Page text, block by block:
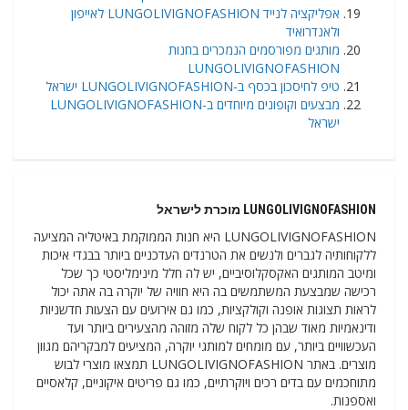
אפליקציה לנייד LUNGOLIVIGNOFASHION לאייפון
ולאנדרואיד
מותגים מפורסמים הנמכרים בחנות
LUNGOLIVIGNOFASHION
טיפ לחיסכון בכסף ב-LUNGOLIVIGNOFASHION ישראל
מבצעים וקופונים מיוחדים ב-LUNGOLIVIGNOFASHION
ישראל
LUNGOLIVIGNOFASHION מוכרת לישראל
LUNGOLIVIGNOFASHION היא חנות הממוקמת באיטליה המציעה
ללקוחותיה לגברים ולנשים את הטרנדים העדכניים ביותר בבגדי איכות
ומיטב המותגים האקסקלוסיביים, יש לה חלל מינימליסטי כך שכל
רכישה שמבצעת המשתמשים בה היא חוויה של יוקרה בה אתה יכול
לראות תצוגות אופנה וקולקציות, כמו גם אירועים עם הצעות חדשניות
ודינאמיות מאוד שבהן כל לקוח שלה מזוהה מהצעירים ביותר ועד
העכשוויים ביותר, עם מומחים למותגי יוקרה, המציעים למבקריהם מגוון
מוצרים. באתר LUNGOLIVIGNOFASHION תמצאו מוצרי לבוש
מתוחכמים עם בדים רכים ויוקרתיים, כמו גם פריטים איקוניים, קלאסיים
ואספנות.